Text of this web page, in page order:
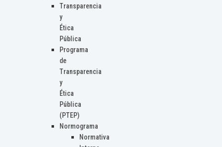
Transparencia
y
Ética
Pública
Programa
de
Transparencia
y
Ética
Pública
(PTEP)
Normograma
Normativa